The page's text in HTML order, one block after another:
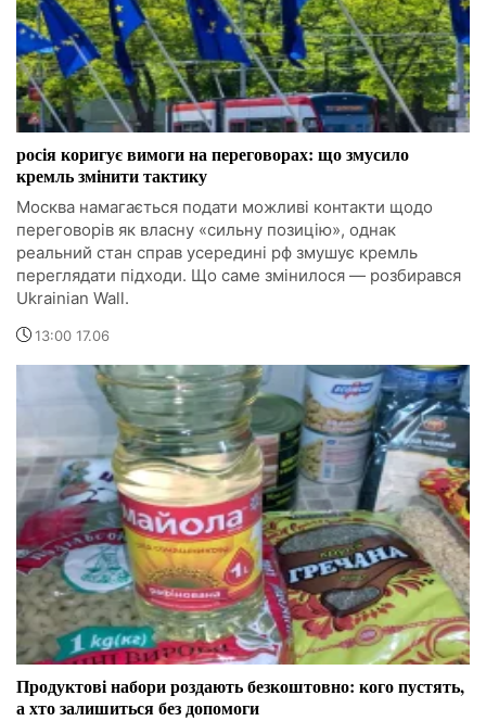
росія коригує вимоги на переговорах: що змусило
кремль змінити тактику
Москва намагається подати можливі контакти щодо
переговорів як власну «сильну позицію», однак
реальний стан справ усередині рф змушує кремль
переглядати підходи. Що саме змінилося — розбирався
Ukrainian Wall.
13:00 17.06
Продуктові набори роздають безкоштовно: кого пустять,
а хто залишиться без допомоги